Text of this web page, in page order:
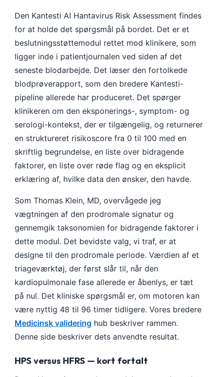
Den Kantesti AI Hantavirus Risk Assessment findes
for at holde det spørgsmål på bordet. Det er et
beslutningsstøttemodul rettet mod klinikere, som
ligger inde i patientjournalen ved siden af det
seneste blodarbejde. Det læser den fortolkede
blodprøverapport, som den bredere Kantesti-
pipeline allerede har produceret. Det spørger
klinikeren om den eksponerings-, symptom- og
serologi-kontekst, der er tilgængelig, og returnerer
en struktureret risikoscore fra 0 til 100 med en
skriftlig begrundelse, en liste over bidragende
faktorer, en liste over røde flag og en eksplicit
erklæring af, hvilke data den ønsker, den havde.
Som Thomas Klein, MD, overvågede jeg
vægtningen af den prodromale signatur og
gennemgik taksonomien for bidragende faktorer i
dette modul. Det bevidste valg, vi traf, er at
designe til den prodromale periode. Værdien af et
triageværktøj, der først slår til, når den
kardiopulmonale fase allerede er åbenlys, er tæt
på nul. Det kliniske spørgsmål er, om motoren kan
være nyttig 48 til 96 timer tidligere. Vores bredere
Medicinsk validering hub beskriver rammen.
Denne side beskriver dets anvendte resultat.
HPS versus HFRS — kort fortalt